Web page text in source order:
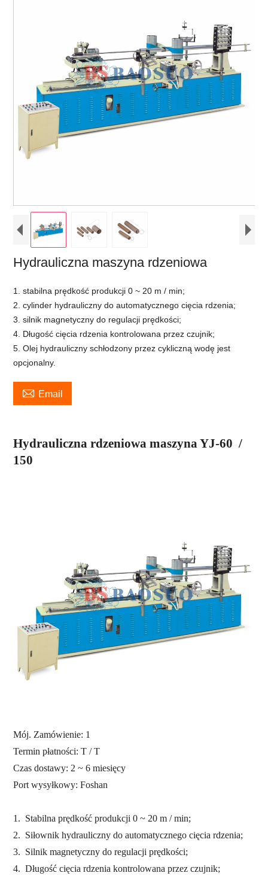
Hydrauliczna maszyna rdzeniowa
1. stabilna prędkość produkcji 0 ~ 20 m / min;
2. cylinder hydrauliczny do automatycznego cięcia rdzenia;
3. silnik magnetyczny do regulacji prędkości;
4. Długość cięcia rdzenia kontrolowana przez czujnik;
5. Olej hydrauliczny schłodzony przez cykliczną wodę jest
opcjonalny.
 Email
Hydrauliczna rdzeniowa maszynaYJ-60 /
150
Mój. Zamówienie: 1
Termin płatności: T / T
Czas dostawy: 2 ~ 6 miesięcy
Port wysyłkowy:Foshan
1. Stabilna prędkość produkcji 0 ~ 20 m / min;
2. Siłownik hydrauliczny do automatycznego cięcia rdzenia;
3. Silnik magnetyczny do regulacji prędkości;
4.Długość cięcia rdzenia kontrolowana przez czujnik;